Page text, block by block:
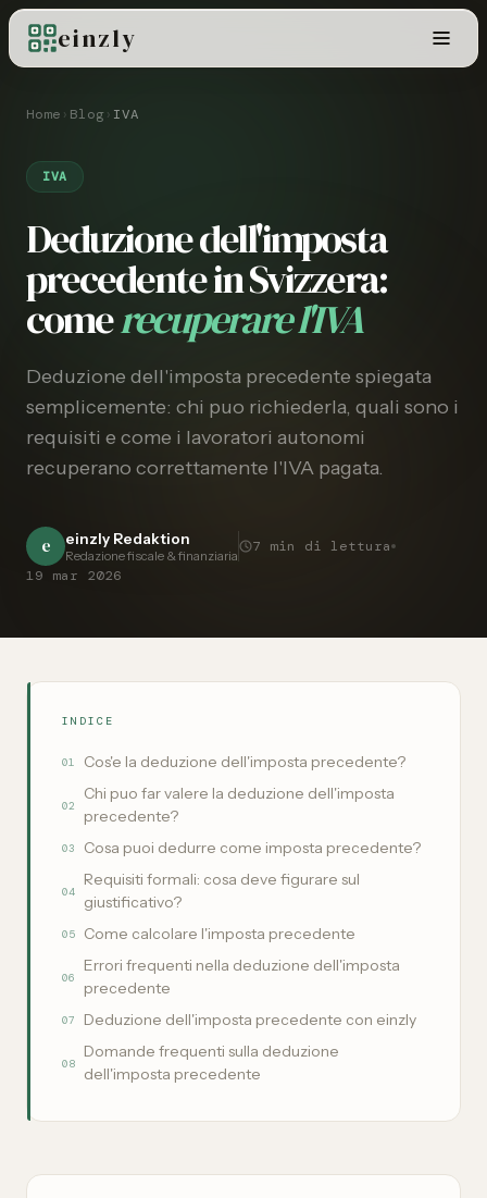
einzly
Home › Blog› IVA
IVA
Deduzione dell'imposta
precedente in Svizzera:
comerecuperare l'IVA
Deduzione dell'imposta precedente spiegata
semplicemente: chi puo richiederla, quali sono i
requisiti e come i lavoratori autonomi
recuperano correttamente l'IVA pagata.
e einzly Redaktion
Redazione fiscale & finanziaria
7
min di lettura
19 mar 2026
INDICE
01 Cos'e la deduzione dell'imposta precedente?
02
Chi puo far valere la deduzione dell'imposta
precedente?
03 Cosa puoi dedurre come imposta precedente?
04
Requisiti formali: cosa deve figurare sul
giustificativo?
05 Come calcolare l'imposta precedente
06
Errori frequenti nella deduzione dell'imposta
precedente
07 Deduzione dell'imposta precedente con einzly
08
Domande frequenti sulla deduzione
dell'imposta precedente